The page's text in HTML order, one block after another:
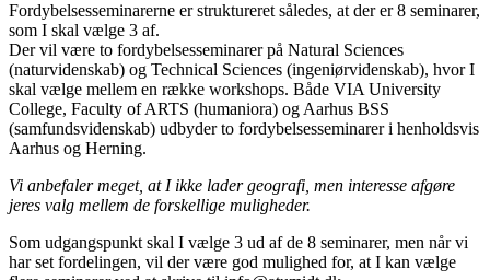
Fordybelsesseminarerne er struktureret således, at der er 8 seminarer,
som I skal vælge 3 af.
Der vil være to fordybelsesseminarer på Natural Sciences
(naturvidenskab) og Technical Sciences (ingeniørvidenskab), hvor I
skal vælge mellem en række workshops. Både VIA University
College, Faculty of ARTS (humaniora) og Aarhus BSS
(samfundsvidenskab) udbyder to fordybelsesseminarer i henholdsvis
Aarhus og Herning.
Vi anbefaler meget, at I ikke lader geografi, men interesse afgøre
jeres valg mellem de forskellige muligheder.
Som udgangspunkt skal I vælge 3 ud af de 8 seminarer, men når vi
har set fordelingen, vil der være god mulighed for, at I kan vælge